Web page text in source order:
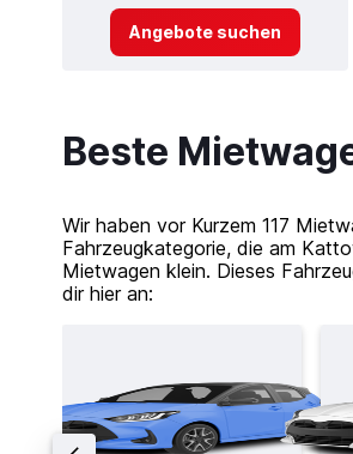
Angebote suchen
Beste
Wir haben vor Kurzem 117
Fahrzeugkategorie, die am
Mietwagen klein. Dieses
dir hier an: